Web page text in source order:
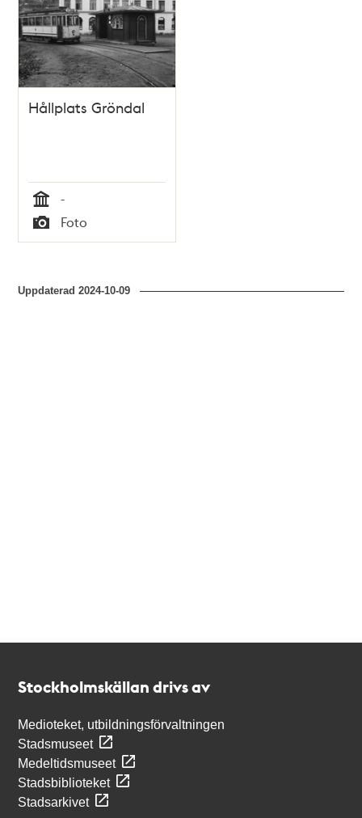
Hållplats Gröndal
Tid
-
Typ
Foto
Uppdaterad2024-10-09
Stockholmskällan drivs av
Medioteket, utbildningsförvaltningen
Stadsmuseet
Medeltidsmuseet
Stadsbiblioteket
Stadsarkivet